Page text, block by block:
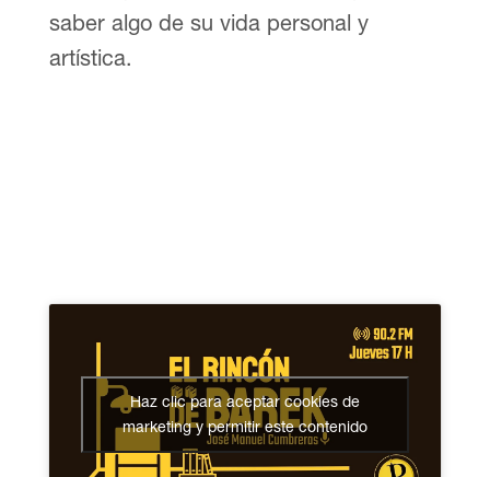
saber algo de su vida personal y
artística.
Haz clic para aceptar cookies de
marketing y permitir este contenido